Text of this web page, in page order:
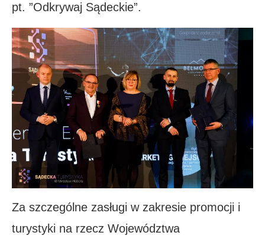
pt. ”Odkrywaj Sądeckie”.
Za szczególne zasługi w zakresie promocji i
turystyki na rzecz Województwa